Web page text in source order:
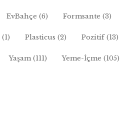
EvBahçe (6) Formsante (3)
(1) Plasticus (2) Pozitif(13)
Yaşam(111) Yeme-İçme (105)